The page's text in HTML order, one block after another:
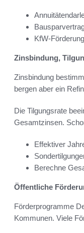
KfW-
Zinsbindung,
Zinsbindung
bergen aber ein
Die Tilgungsrate
Gesamtzinsen.
Effektiver
Berechne
Öffentliche
Förderprogramme
Kommunen. Viele